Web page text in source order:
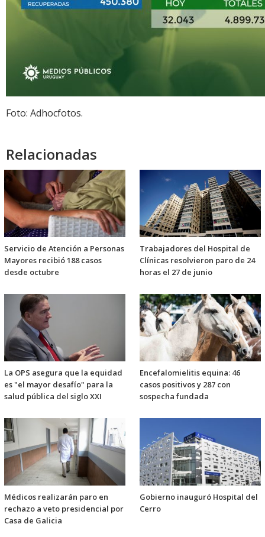
Foto: Adhocfotos.
Relacionadas
Servicio de Atención a Personas
Mayores recibió 188 casos
desde octubre
Trabajadores del Hospital de
Clínicas resolvieron paro de 24
horas el 27 de junio
La OPS asegura que la equidad
es "el mayor desafío" para la
salud pública del siglo XXI
Encefalomielitis equina: 46
casos positivos y 287 con
sospecha fundada
Médicos realizarán paro en
rechazo a veto presidencial por
Casa de Galicia
Gobierno inauguró Hospital del
Cerro